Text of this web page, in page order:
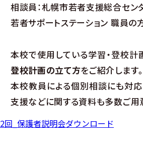
相談員：札幌市若者支援総合セン
若者サポートステーション 職員の
本校で使用している学習・登校計
登校計画の立て方をご紹介します。
本校教員による個別相談にも対
支援などに関する資料も多数ご用
回_保護者説明会ダウンロード